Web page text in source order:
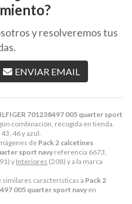
701238497 005 quarter sport
combinación, recogida en tienda.
46 y azul.
dePack 2 calcetines
sport navy referencia 6673,
yInteriores (208) y a la marca
características a Pack 2
005 quarter sport navy en
y resolveremos tus
ENVIAR EMAIL